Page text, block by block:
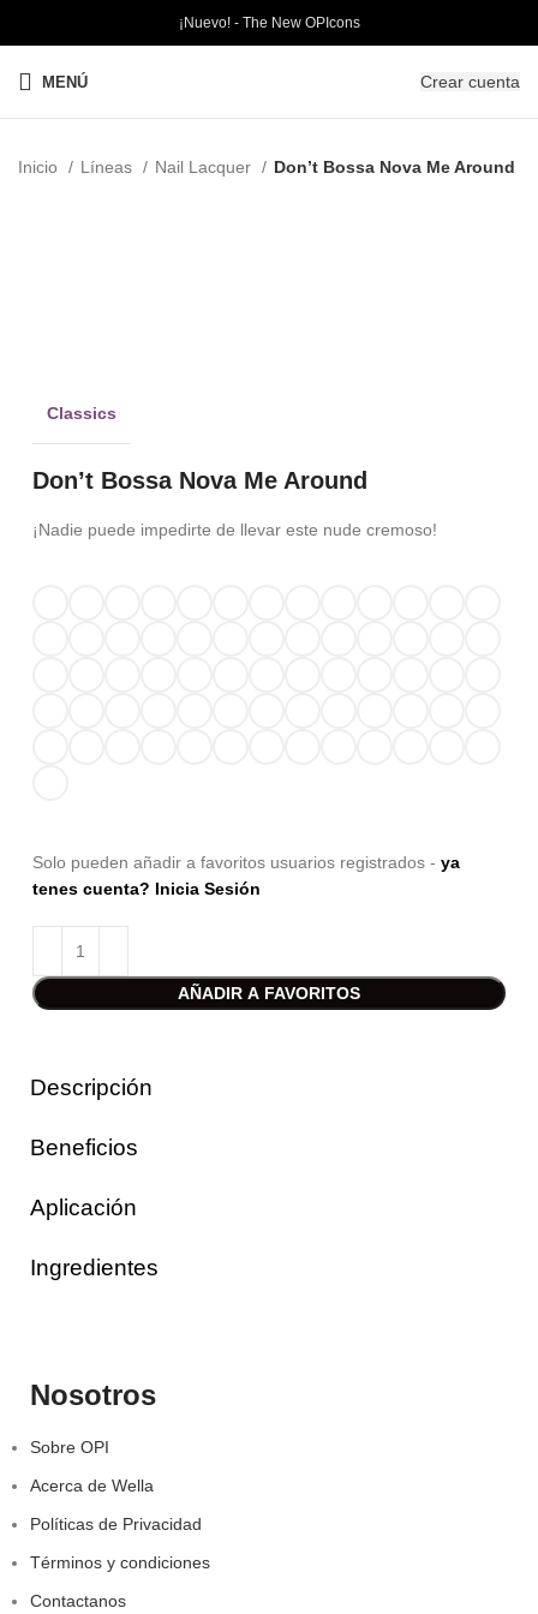
¡Nuevo! - The New OPIcons
MENÚ Crear cuenta
Inicio Líneas Nail Lacquer Don’t Bossa Nova Me Around
Classics
Don’t Bossa Nova Me Around
¡Nadie puede impedirte de llevar este nude cremoso!
Solo pueden añadir a favoritos usuarios registrados - ya
tenes cuenta? Inicia Sesión
AÑADIR A FAVORITOS
Descripción
Beneficios
Aplicación
Ingredientes
Nosotros
Sobre OPI
Acerca de Wella
Políticas de Privacidad
Términos y condiciones
Contactanos